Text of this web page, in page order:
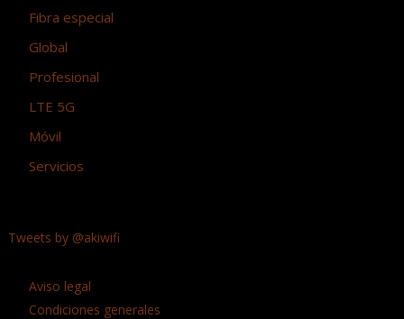
Fibra especial
Global
Profesional
LTE 5G
Móvil
Servicios
Tweets by @akiwifi
Aviso legal
Condiciones generales